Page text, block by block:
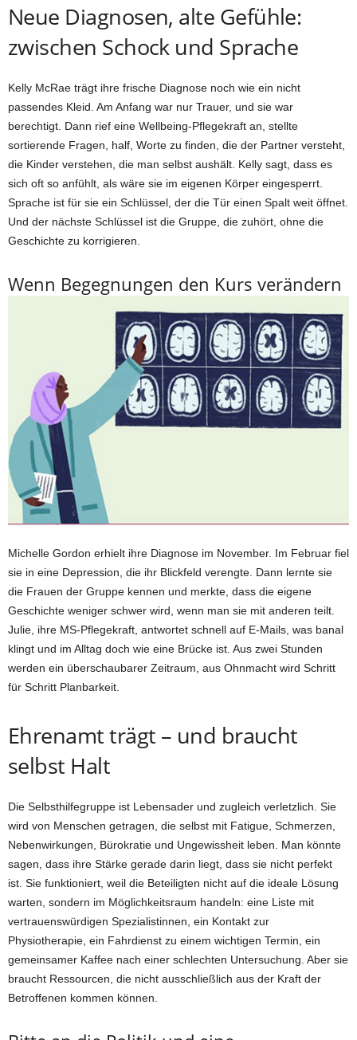
Neue Diagnosen, alte Gefühle:
zwischen Schock und Sprache
Kelly McRae trägt ihre frische Diagnose noch wie ein nicht
passendes Kleid. Am Anfang war nur Trauer, und sie war
berechtigt. Dann rief eine Wellbeing-Pflegekraft an, stellte
sortierende Fragen, half, Worte zu finden, die der Partner versteht,
die Kinder verstehen, die man selbst aushält. Kelly sagt, dass es
sich oft so anfühlt, als wäre sie im eigenen Körper eingesperrt.
Sprache ist für sie ein Schlüssel, der die Tür einen Spalt weit öffnet.
Und der nächste Schlüssel ist die Gruppe, die zuhört, ohne die
Geschichte zu korrigieren.
Wenn Begegnungen den Kurs verändern
Michelle Gordon erhielt ihre Diagnose im November. Im Februar fiel
sie in eine Depression, die ihr Blickfeld verengte. Dann lernte sie
die Frauen der Gruppe kennen und merkte, dass die eigene
Geschichte weniger schwer wird, wenn man sie mit anderen teilt.
Julie, ihre MS-Pflegekraft, antwortet schnell auf E-Mails, was banal
klingt und im Alltag doch wie eine Brücke ist. Aus zwei Stunden
werden ein überschaubarer Zeitraum, aus Ohnmacht wird Schritt
für Schritt Planbarkeit.
Ehrenamt trägt – und braucht
selbst Halt
Die Selbsthilfegruppe ist Lebensader und zugleich verletzlich. Sie
wird von Menschen getragen, die selbst mit Fatigue, Schmerzen,
Nebenwirkungen, Bürokratie und Ungewissheit leben. Man könnte
sagen, dass ihre Stärke gerade darin liegt, dass sie nicht perfekt
ist. Sie funktioniert, weil die Beteiligten nicht auf die ideale Lösung
warten, sondern im Möglichkeitsraum handeln: eine Liste mit
vertrauenswürdigen Spezialistinnen, ein Kontakt zur
Physiotherapie, ein Fahrdienst zu einem wichtigen Termin, ein
gemeinsamer Kaffee nach einer schlechten Untersuchung. Aber sie
braucht Ressourcen, die nicht ausschließlich aus der Kraft der
Betroffenen kommen können.